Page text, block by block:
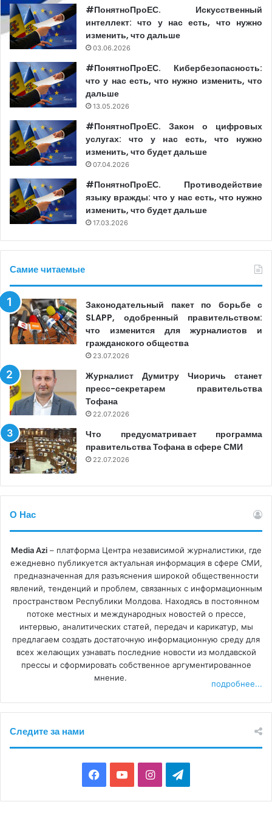
#ПонятноПроЕС. Искусственный
интеллект: что у нас есть, что нужно
изменить, что дальше
03.06.2026
#ПонятноПроЕС. Кибербезопасность:
что у нас есть, что нужно изменить, что
дальше
13.05.2026
#ПонятноПроЕС. Закон о цифровых
услугах: что у нас есть, что нужно
изменить, что будет дальше
07.04.2026
#ПонятноПроЕС. Противодействие
языку вражды: что у нас есть, что нужно
изменить, что будет дальше
17.03.2026
Самие читаемые
Законодательный пакет по борьбе с
SLAPP, одобренный правительством:
что изменится для журналистов и
гражданского общества
23.07.2026
Журналист Думитру Чиоричь станет
пресс-секретарем правительства
Тофана
22.07.2026
Что предусматривает программа
правительства Тофана в сфере СМИ
22.07.2026
О Нас
Media Azi– платформа Центра независимой журналистики, где
ежедневно публикуется актуальная информация в сфере СМИ,
предназначенная для разъяснения широкой общественности
явлений, тенденций и проблем, связанных с информационным
пространством Республики Молдова. Находясь в постоянном
потоке местных и международных новостей о прессе,
интервью, аналитических статей, передач и карикатур, мы
предлагаем создать достаточную информационную среду для
всех желающих узнавать последние новости из молдавской
прессы и сформировать собственное аргументированное
мнение.
подробнее...
Следите за нами
a
o
I
n
e